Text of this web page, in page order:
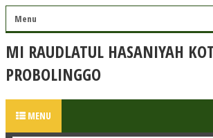
MI RAUDLATUL HASANIYAH
PROBOLINGGO
MENU